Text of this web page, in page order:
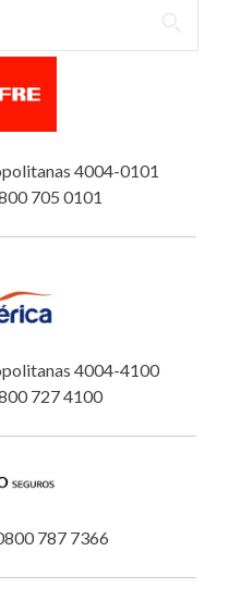
4004-0101
705 0101
4004-4100
727 4100
787 7366